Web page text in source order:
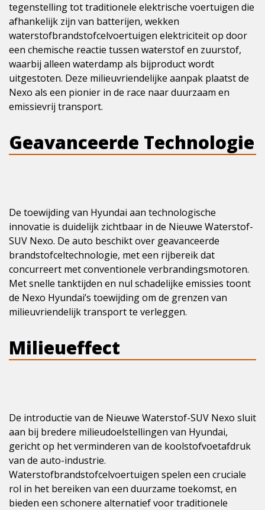
tegenstelling tot traditionele elektrische voertuigen die
afhankelijk zijn van batterijen, wekken
waterstofbrandstofcelvoertuigen elektriciteit op door
een chemische reactie tussen waterstof en zuurstof,
waarbij alleen waterdamp als bijproduct wordt
uitgestoten. Deze milieuvriendelijke aanpak plaatst de
Nexo als een pionier in de race naar duurzaam en
emissievrij transport.
Geavanceerde Technologie
De toewijding van Hyundai aan technologische
innovatie is duidelijk zichtbaar in de Nieuwe Waterstof-
SUV Nexo. De auto beschikt over geavanceerde
brandstofceltechnologie, met een rijbereik dat
concurreert met conventionele verbrandingsmotoren.
Met snelle tanktijden en nul schadelijke emissies toont
de Nexo Hyundai’s toewijding om de grenzen van
milieuvriendelijk transport te verleggen.
Milieueffect
De introductie van de Nieuwe Waterstof-SUV Nexo sluit
aan bij bredere milieudoelstellingen van Hyundai,
gericht op het verminderen van de koolstofvoetafdruk
van de auto-industrie.
Waterstofbrandstofcelvoertuigen spelen een cruciale
rol in het bereiken van een duurzame toekomst, en
bieden een schonere alternatief voor traditionele